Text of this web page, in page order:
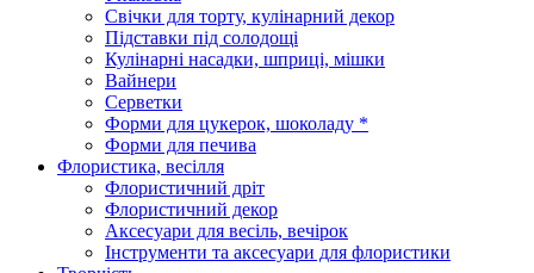
Свічки для торту, кулінарний декор
Підставки під солодощі
Кулінарні насадки, шприці, мішки
Вайнери
Серветки
Форми для цукерок, шоколаду *
Форми для печива
Флористика, весілля
Флористичний дріт
Флористичний декор
Аксесуари для весіль, вечірок
Інструменти та аксесуари для флористики